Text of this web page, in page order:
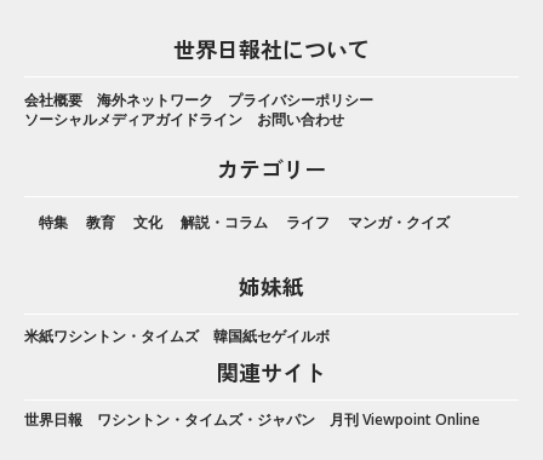
世界日報社について
会社概要 海外ネットワーク
プライバシーポリシー
ソーシャルメディアガイドライン
お問い合わせ
カテゴリー
特集 教育 文化 解説・コラム ライフ マンガ・クイズ
姉妹紙
米紙ワシントン・タイムズ 韓国紙セゲイルボ
関連サイト
世界日報 ワシントン・タイムズ・ジャパン 月刊 Viewpoint Online